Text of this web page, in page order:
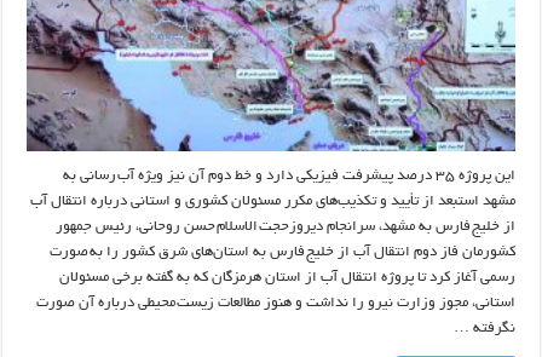
این پروژه ۳۵ درصد پیشرفت فیزیکی دارد و خط دوم آن نیز ویژه آب رسانی به
مشهد استبعد از تأیید و تکذیب‌های مکرر مسئولان کشوری و استانی درباره انتقال آب
از خلیج فارس به مشهد، سرانجام دیروزحجت الاسلام حسن روحانی، رئیس جمهور
کشورمان فاز دوم انتقال آب از خلیج فارس به استان‌های شرق کشور را به صورت
رسمی آغاز کرد تا پروژه انتقال آب از استان هرمزگان که به گفته برخی مسئولان
استانی، مجوز وزارت نیرو را نداشت و هنوز مطالعات زیست محیطی درباره آن صورت
نگرفته …